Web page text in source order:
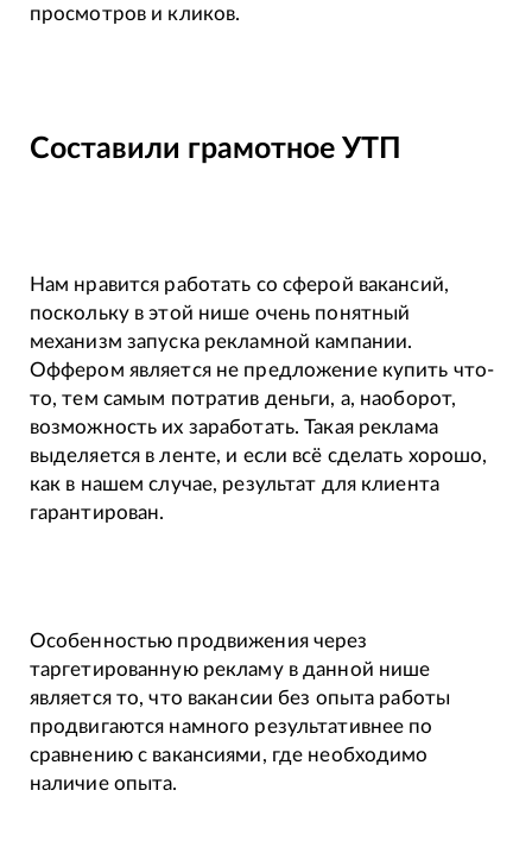
просмотров и кликов.
Составили грамотное УТП
Нам нравится работать со сферой вакансий,
поскольку в этой нише очень понятный
механизм запуска рекламной кампании.
Оффером является не предложение купить что-
то, тем самым потратив деньги, а, наоборот,
возможность их заработать. Такая реклама
выделяется в ленте, и если всё сделать хорошо,
как в нашем случае, результат для клиента
гарантирован.
Особенностью продвижения через
таргетированную рекламу в данной нише
является то, что вакансии без опыта работы
продвигаются намного результативнее по
сравнению с вакансиями, где необходимо
наличие опыта.